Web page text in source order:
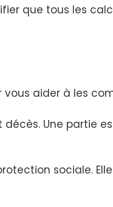
que tous les
aider à les
décès. Une partie
sociale. Elle